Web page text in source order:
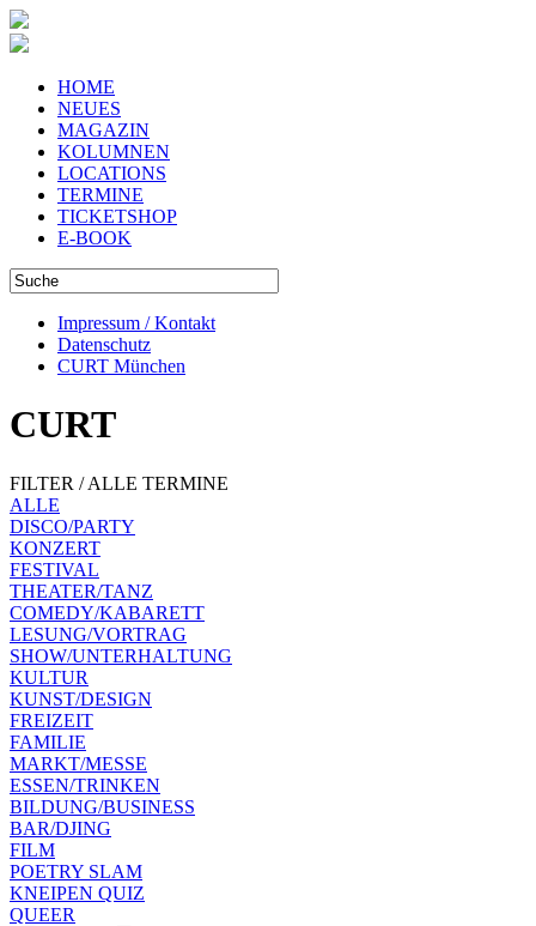
HOME
NEUES
MAGAZIN
KOLUMNEN
LOCATIONS
TERMINE
TICKETSHOP
E-BOOK
Impressum / Kontakt
Datenschutz
CURT München
CURT
FILTER / ALLE TERMINE
ALLE
DISCO/PARTY
KONZERT
FESTIVAL
THEATER/TANZ
COMEDY/KABARETT
LESUNG/VORTRAG
SHOW/UNTERHALTUNG
KULTUR
KUNST/DESIGN
FREIZEIT
FAMILIE
MARKT/MESSE
ESSEN/TRINKEN
BILDUNG/BUSINESS
BAR/DJING
FILM
POETRY SLAM
KNEIPEN QUIZ
QUEER